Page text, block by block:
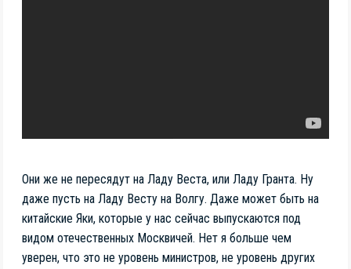
Они же не пересядут на Ладу Веста, или Ладу Гранта. Ну
даже пусть на Ладу Весту на Волгу. Даже может быть на
китайские Яки, которые у нас сейчас выпускаются под
видом отечественных Москвичей. Нет я больше чем
уверен, что это не уровень министров, не уровень других